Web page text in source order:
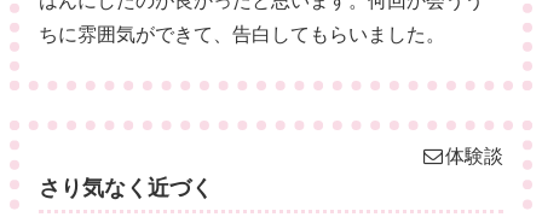
ちに雰囲気ができて、告白してもらいました。
体験談
さり気なく近づく